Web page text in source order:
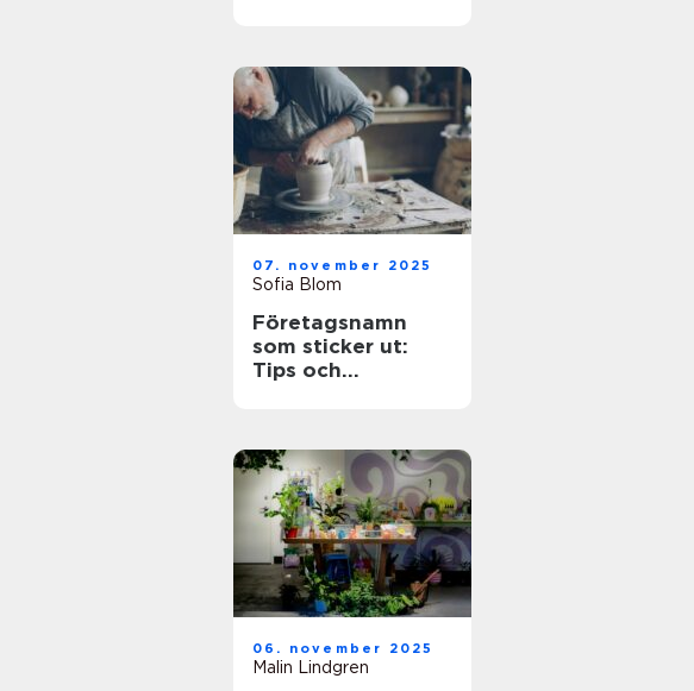
07. november 2025
Sofia Blom
Företagsnamn
som sticker ut:
Tips och
06. november 2025
Malin Lindgren